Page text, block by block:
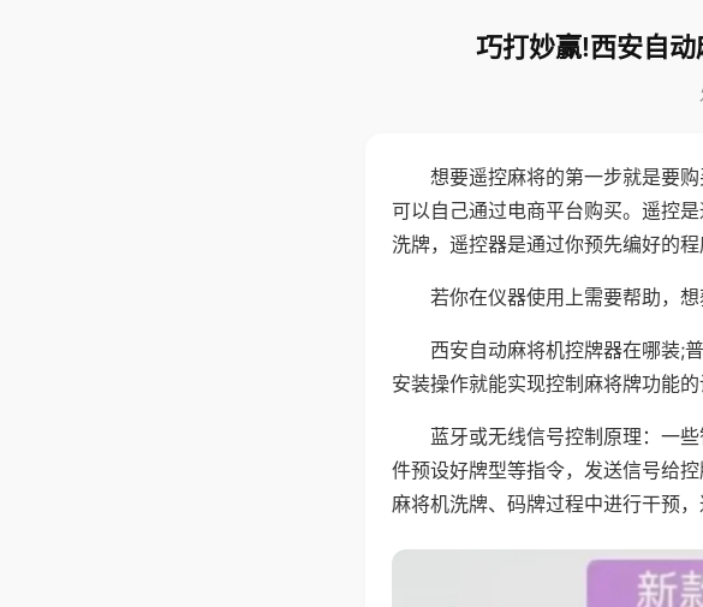
巧打妙赢!西安自
想要遥控麻将的第一步就是要
可以自己通过电商平台购买。遥控
洗牌，遥控器是通过你预先编好的程
若你在仪器使用上需要帮助，
西安自动麻将机控牌器在哪装;
安装操作就能实现控制麻将牌功能的
蓝牙或无线信号控制原理：一
件预设好牌型等指令，发送信号给
麻将机洗牌、码牌过程中进行干预，